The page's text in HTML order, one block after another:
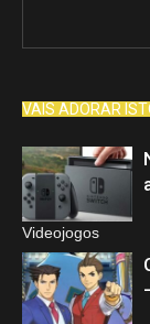
VAIS ADORAR
Videojogos